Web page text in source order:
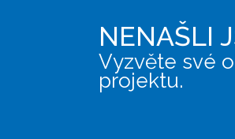
NENAŠLI
Vyzvěte své
projektu.